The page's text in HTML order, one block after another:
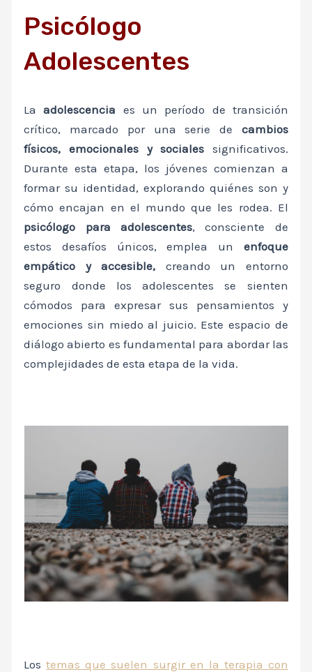
Psicólogo
Adolescentes
Laadolescencia es un período de transición
crítico, marcado por una serie de cambios
físicos, emocionales y sociales significativos.
Durante esta etapa, los jóvenes comienzan a
formar su identidad, explorando quiénes son y
cómo encajan en el mundo que les rodea. El
psicólogo para adolescentes, consciente de
estos desafíos únicos, emplea un enfoque
empático y accesible, creando un entorno
seguro donde los adolescentes se sienten
cómodos para expresar sus pensamientos y
emociones sin miedo al juicio. Este espacio de
diálogo abierto es fundamental para abordar las
complejidades de esta etapa de la vida.
Lostemas que suelen surgir en la terapia con